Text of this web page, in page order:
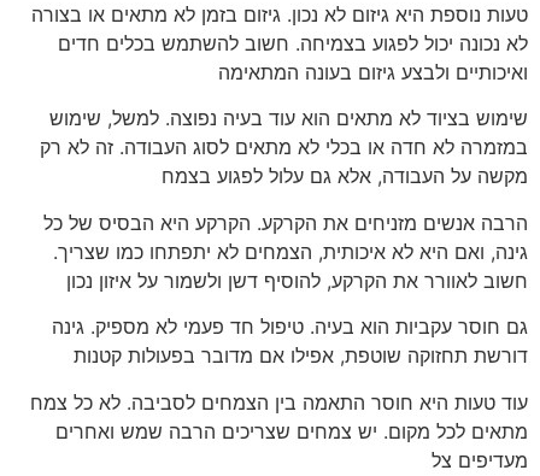
טעות נוספת היא גיזום לא נכון. גיזום בזמן לא מתאים או בצורה
לא נכונה יכול לפגוע בצמיחה. חשוב להשתמש בכלים חדים
ואיכותיים ולבצע גיזום בעונה המתאימה
שימוש בציוד לא מתאים הוא עוד בעיה נפוצה. למשל, שימוש
במזמרה לא חדה או בכלי לא מתאים לסוג העבודה. זה לא רק
מקשה על העבודה, אלא גם עלול לפגוע בצמח
הרבה אנשים מזניחים את הקרקע. הקרקע היא הבסיס של כל
גינה, ואם היא לא איכותית, הצמחים לא יתפתחו כמו שצריך.
חשוב לאוורר את הקרקע, להוסיף דשן ולשמור על איזון נכון
גם חוסר עקביות הוא בעיה. טיפול חד פעמי לא מספיק. גינה
דורשת תחזוקה שוטפת, אפילו אם מדובר בפעולות קטנות
עוד טעות היא חוסר התאמה בין הצמחים לסביבה. לא כל צמח
מתאים לכל מקום. יש צמחים שצריכים הרבה שמש ואחרים
מעדיפים צל